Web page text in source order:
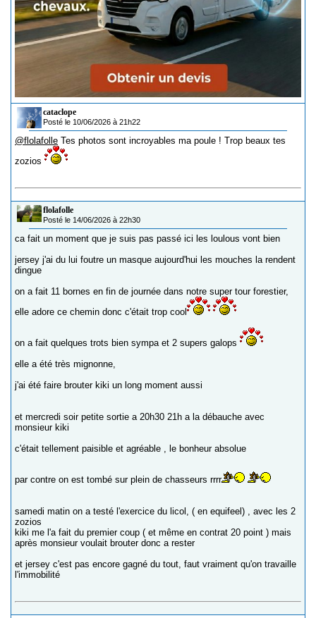
cataclope
Posté le 10/06/2026 à 21h22
@flolafolle Tes photos sont incroyables ma poule ! Trop beaux tes
zozios
flolafolle
Posté le 14/06/2026 à 22h30
ca fait un moment que je suis pas passé ici les loulous vont bien
jersey j'ai du lui foutre un masque aujourd'hui les mouches la rendent
dingue
on a fait 11 bornes en fin de journée dans notre super tour forestier,
elle adore ce chemin donc c'était trop cool
on a fait quelques trots bien sympa et 2 supers galops
elle a été très mignonne,
j'ai été faire brouter kiki un long moment aussi
et mercredi soir petite sortie a 20h30 21h a la débauche avec
monsieur kiki
c'était tellement paisible et agréable , le bonheur absolue
par contre on est tombé sur plein de chasseurs rrrr
samedi matin on a testé l'exercice du licol, ( en equifeel) , avec les 2
zozios
kiki me l'a fait du premier coup ( et même en contrat 20 point ) mais
après monsieur voulait brouter donc a rester
et jersey c'est pas encore gagné du tout, faut vraiment qu'on travaille
l'immobilité